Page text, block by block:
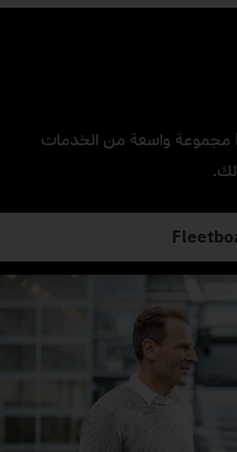
ذكية وشفافة وفعالة: تقدم Fleetboard مجموعة واسعة من الخدمات